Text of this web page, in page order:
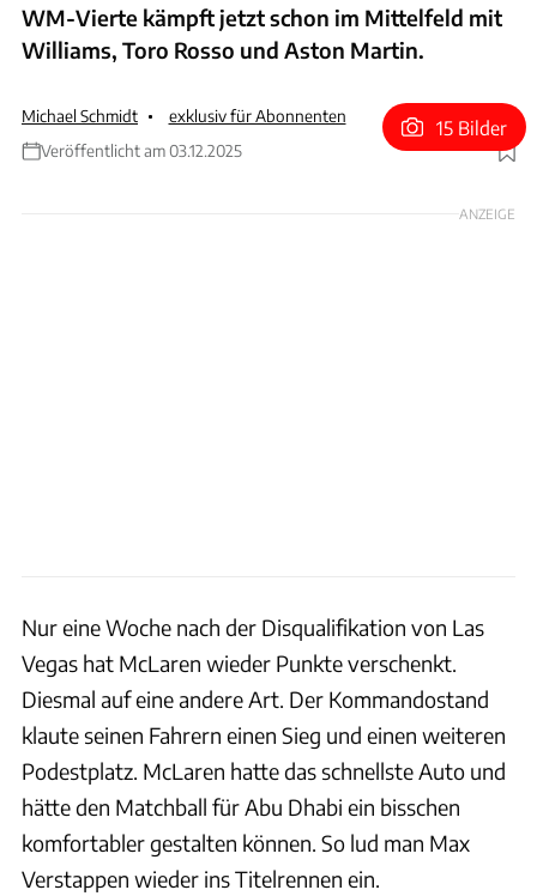
WM-Vierte kämpft jetzt schon im Mittelfeld mit
Williams, Toro Rosso und Aston Martin.
Michael Schmidt
exklusiv für Abonnenten
Veröffentlicht am 03.12.2025
Foto: xpb
15 Bilder
ANZEIGE
Nur eine Woche nach der Disqualifikation von Las
Vegas hat McLaren wieder Punkte verschenkt.
Diesmal auf eine andere Art. Der Kommandostand
klaute seinen Fahrern einen Sieg und einen weiteren
Podestplatz. McLaren hatte das schnellste Auto und
hätte den Matchball für Abu Dhabi ein bisschen
komfortabler gestalten können. So lud man Max
Verstappen wieder ins Titelrennen ein.